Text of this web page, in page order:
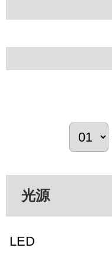
光源
LED